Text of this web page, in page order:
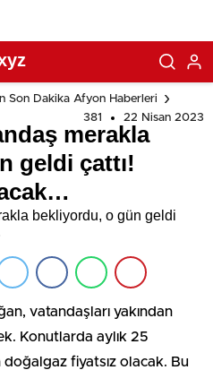
Son Dakika Afyon Haberleri
381
22 Nisan 2023
merakla
geldi çattı!
vatandaşları yakından
Konutlarda aylık 25
fiyatsız olacak. Bu